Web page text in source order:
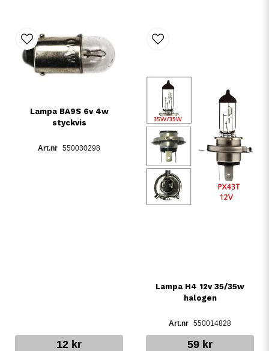
Lampa BA9S 6v 4w
styckvis
550030298
12 kr
Lampa H4 12v 35/35w
halogen
550014828
59 kr